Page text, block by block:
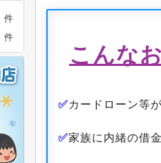
こんな
✅カードローン等
✅家族に内緒の借
件
件